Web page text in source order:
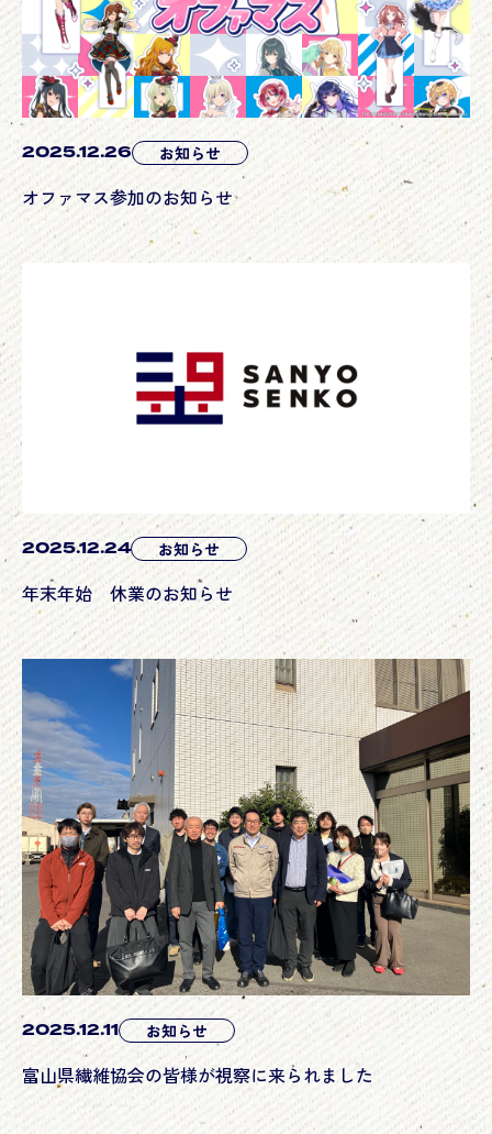
2025.12.26 お知らせ
オファマス参加のお知らせ
2025.12.24 お知らせ
年末年始 休業のお知らせ
2025.12.11 お知らせ
富山県繊維協会の皆様が視察に来られました